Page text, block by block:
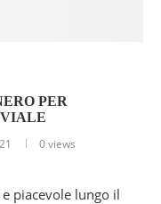
PER
0 views
e piacevole lungo il